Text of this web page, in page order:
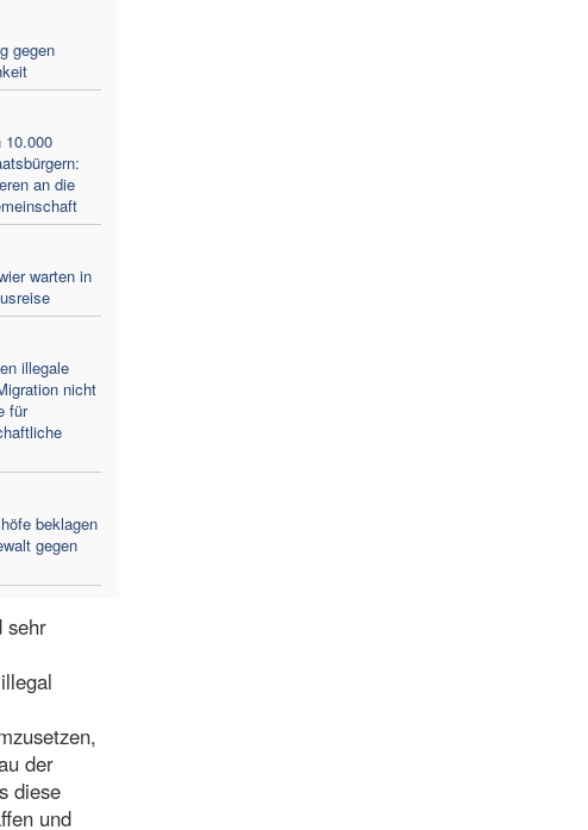
gegen
10.000
an die
warten in
illegale
nicht
für
beklagen
gegen
sehr
der
diese
und